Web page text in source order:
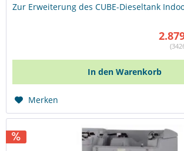
Zur Erweiterung des CUBE-Dieseltank
In den Warenkorb
Merken